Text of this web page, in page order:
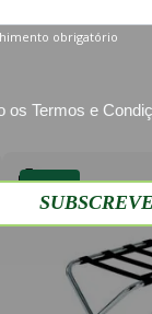
-15%